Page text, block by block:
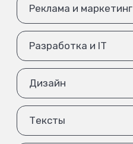
Реклама и маркетинг
Разработка и IT
Дизайн
Тексты